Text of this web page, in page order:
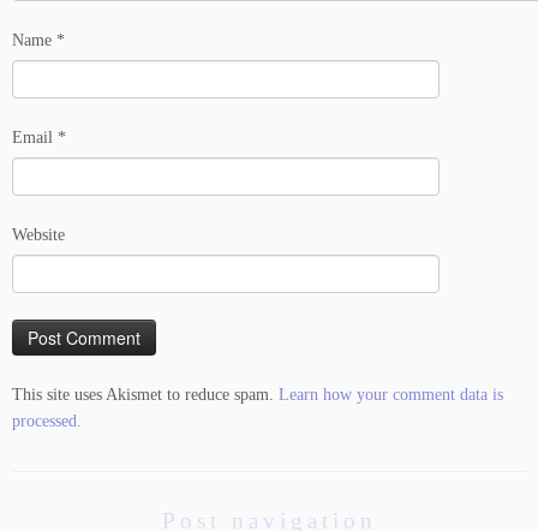
Name *
Email *
Website
This site uses Akismet to reduce spam. Learn how your comment data is
processed.
Post navigation